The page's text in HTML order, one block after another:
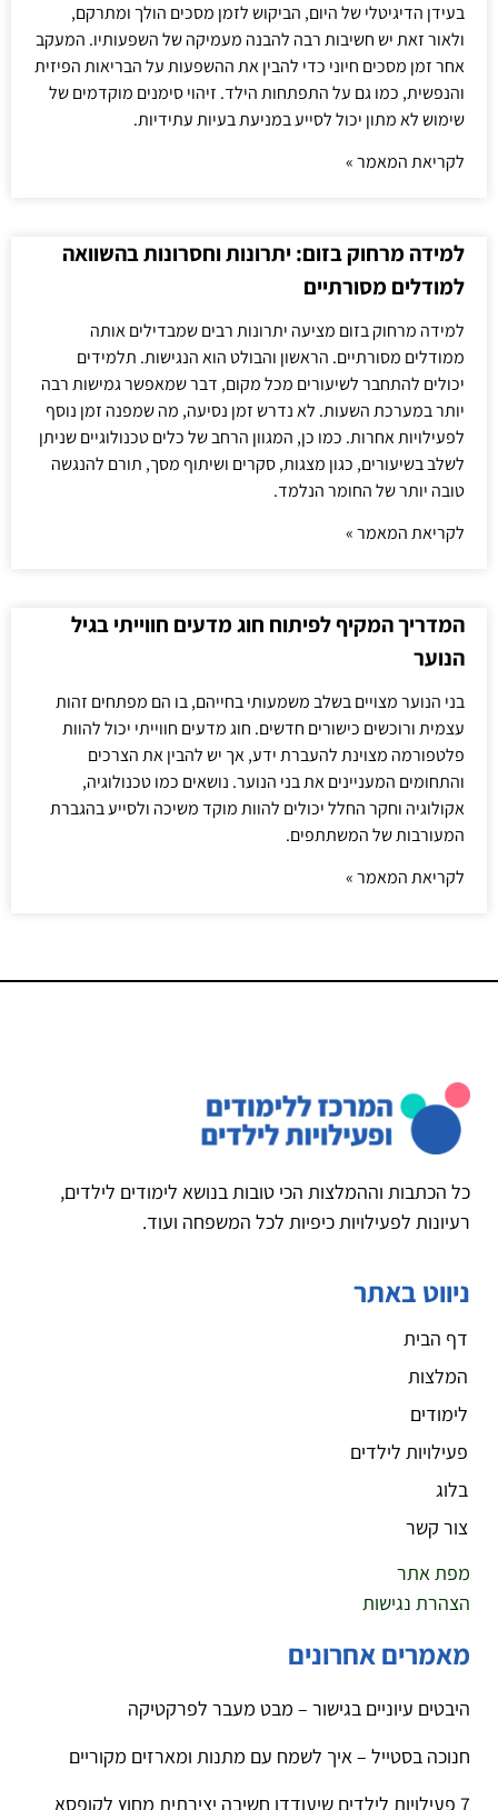
בעידן הדיגיטלי של היום, הביקוש לזמן מסכים הולך ומתרקם,
ולאור זאת יש חשיבות רבה להבנה מעמיקה של השפעותיו. המעקב
אחר זמן מסכים חיוני כדי להבין את ההשפעות על הבריאות הפיזית
והנפשית, כמו גם על התפתחות הילד. זיהוי סימנים מוקדמים של
שימוש לא מתון יכול לסייע במניעת בעיות עתידיות.
לקריאת המאמר »
למידה מרחוק בזום: יתרונות וחסרונות בהשוואה
למודלים מסורתיים
למידה מרחוק בזום מציעה יתרונות רבים שמבדילים אותה
ממודלים מסורתיים. הראשון והבולט הוא הנגישות. תלמידים
יכולים להתחבר לשיעורים מכל מקום, דבר שמאפשר גמישות רבה
יותר במערכת השעות. לא נדרש זמן נסיעה, מה שמפנה זמן נוסף
לפעילויות אחרות. כמו כן, המגוון הרחב של כלים טכנולוגיים שניתן
לשלב בשיעורים, כגון מצגות, סקרים ושיתוף מסך, תורם להנגשה
טובה יותר של החומר הנלמד.
לקריאת המאמר »
המדריך המקיף לפיתוח חוג מדעים חווייתי בגיל
הנוער
בני הנוער מצויים בשלב משמעותי בחייהם, בו הם מפתחים זהות
עצמית ורוכשים כישורים חדשים. חוג מדעים חווייתי יכול להוות
פלטפורמה מצוינת להעברת ידע, אך יש להבין את הצרכים
והתחומים המעניינים את בני הנוער. נושאים כמו טכנולוגיה,
אקולוגיה וחקר החלל יכולים להוות מוקד משיכה ולסייע בהגברת
המעורבות של המשתתפים.
לקריאת המאמר »
כל הכתבות וההמלצות הכי טובות בנושא לימודים לילדים,
רעיונות לפעילויות כיפיות לכל המשפחה ועוד.
ניווט באתר
דף הבית
המלצות
לימודים
פעילויות לילדים
בלוג
צור קשר
מפת אתר
הצהרת נגישות
מאמרים אחרונים
היבטים עיוניים בגישור – מבט מעבר לפרקטיקה
חנוכה בסטייל – איך לשמח עם מתנות ומארזים מקוריים
7 פעילויות לילדים שיעודדו חשיבה יצירתית מחוץ לקופסא